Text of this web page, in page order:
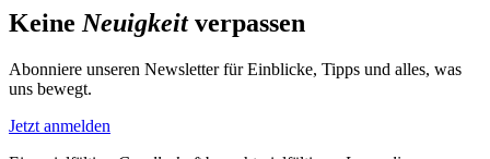
Keine Neuigkeitverpassen
Abonniere unseren Newsletter für Einblicke, Tipps und alles, was
uns bewegt.
Jetzt anmelden